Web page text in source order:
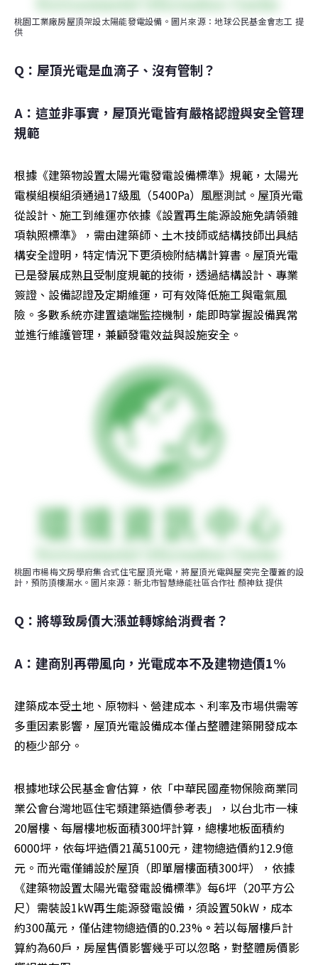
桃園工業廠房屋頂架設太陽能發電設備。圖片來源：地球公民基金會志工 提
供
Q：屋頂光電是血滴子、沒有管制？
A：這並非事實，屋頂光電皆有嚴格認證與安全管理
規範
根據《建築物設置太陽光電發電設備標準》規範，太陽光
電模組模組須通過17級風（5400Pa）風壓測試。屋頂光電
從設計、施工到維運亦依據《設置再生能源設施免請領雜
項執照標準》，需由建築師、土木技師或結構技師出具結
構安全證明，特定情況下更須檢附結構計算書。屋頂光電
已是發展成熟且受制度規範的技術，透過結構設計、專業
簽證、設備認證及定期維運，可有效降低施工與電氣風
險。多數系統亦建置遠端監控機制，能即時掌握設備異常
並進行維護管理，兼顧發電效益與設施安全。
桃園市楊梅文房學府集合式住宅屋頂光電，將屋頂光電與屋突完全覆蓋的設
計，預防頂樓漏水。圖片來源：新北市智慧綠能社區合作社 顏神鈦 提供
Q：將導致房價大漲並轉嫁給消費者？
A：建商別再帶風向，光電成本不及建物造價1%
建築成本受土地、原物料、營建成本、利率及市場供需等
多重因素影響，屋頂光電設備成本僅占整體建築開發成本
的極少部分。
根據地球公民基金會估算，依「中華民國產物保險商業同
業公會台灣地區住宅類建築造價參考表」，以台北市一棟
20層樓、每層樓地板面積300坪計算，總樓地板面積約
6000坪，依每坪造價21萬5100元，建物總造價約12.9億
元。而光電僅鋪設於屋頂（即單層樓面積300坪），依據
《建築物設置太陽光電發電設備標準》每6坪（20平方公
尺）需裝設1kW再生能源發電設備，須設置50kW，成本
約300萬元，僅佔建物總造價的0.23% 。 若以每層樓戶計
算約為60戶，房屋售價影響幾乎可以忽略，對整體房價影